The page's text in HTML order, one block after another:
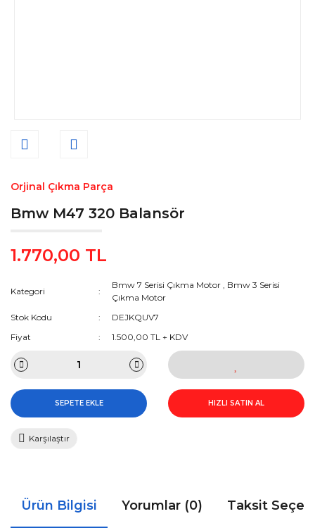
Orjinal Çıkma Parça
Bmw M47 320 Balansör
1.770,00 TL
Kategori
Bmw 7 Serisi Çıkma Motor
Bmw 3 Serisi
Çıkma Motor
Stok Kodu
DEJKQUV7
Fiyat
1.500,00 TL + KDV
SEPETE EKLE HIZLI SATIN AL
Karşılaştır
Ürün Bilgisi Yorumlar (0) Taksit